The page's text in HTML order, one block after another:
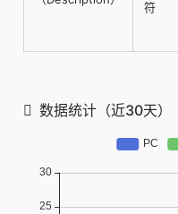
符
数据统计（近30天）